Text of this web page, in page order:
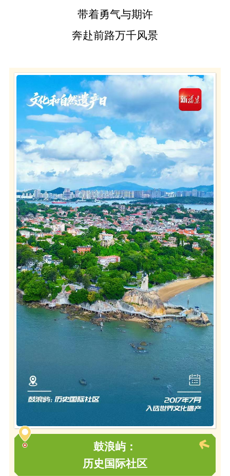
带着勇气与期许
奔赴前路万千风景
鼓浪屿：
历史国际社区